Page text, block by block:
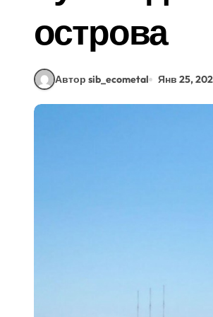
острова
Автор sib_ecometal Янв 25,